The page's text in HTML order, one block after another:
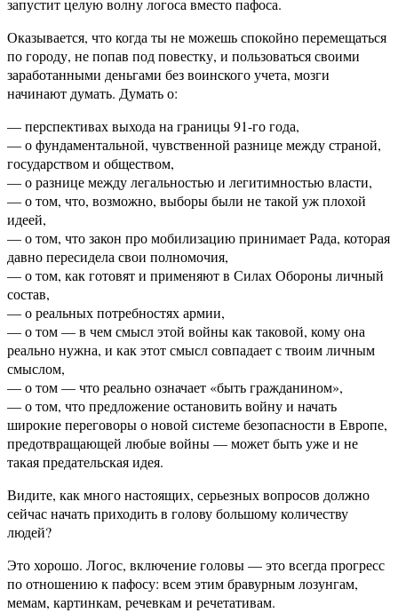
запустит целую волну логоса вместо пафоса.
Оказывается, что когда ты не можешь спокойно перемещаться
по городу, не попав под повестку, и пользоваться своими
заработанными деньгами без воинского учета, мозги
начинают думать. Думать о:
— перспективах выхода на границы 91-го года,
— о фундаментальной, чувственной разнице между страной,
государством и обществом,
— о разнице между легальностью и легитимностью власти,
— о том, что, возможно, выборы были не такой уж плохой
идеей,
— о том, что закон про мобилизацию принимает Рада, которая
давно пересидела свои полномочия,
— о том, как готовят и применяют в Силах Обороны личный
состав,
— о реальных потребностях армии,
— о том — в чем смысл этой войны как таковой, кому она
реально нужна, и как этот смысл совпадает с твоим личным
смыслом,
— о том — что реально означает «быть гражданином»,
— о том, что предложение остановить войну и начать
широкие переговоры о новой системе безопасности в Европе,
предотвращающей любые войны — может быть уже и не
такая предательская идея.
Видите, как много настоящих, серьезных вопросов должно
сейчас начать приходить в голову большому количеству
людей?
Это хорошо. Логос, включение головы — это всегда прогресс
по отношению к пафосу: всем этим бравурным лозунгам,
мемам, картинкам, речевкам и речетативам.